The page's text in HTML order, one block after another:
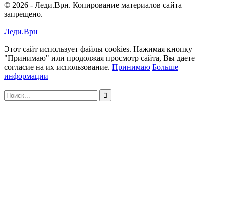
© 2026 - Леди.Врн. Копирование материалов сайта
запрещено.
Леди.Врн
Этот сайт использует файлы cookies. Нажимая кнопку
"Принимаю" или продолжая просмотр сайта, Вы даете
согласие на их использование. Принимаю Больше
информации